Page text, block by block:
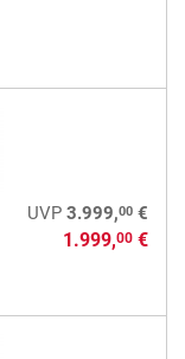
UVP 3.999,00€
1.999,00€